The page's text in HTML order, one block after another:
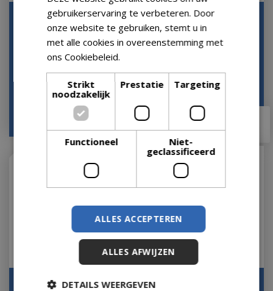
Weber Premium
Beschermhoes voor
Original Kettle en
Master-T…
Op voorraad
Napoleon BBQ Hoes
voor Freestyle 365/465
Beschermhoes Afdek…
Prem barbecuehoes
Napoleon BBQ Hoes
gebruikerservaring te verbeteren. Door
onze website te gebruiken, stemt u in
met alle cookies in overeenstemming met
ons Cookiebeleid.
Strikt
noodzakelijk
Prestatie Targeting
Functioneel
Niet-
geclassificeerd
ALLES ACCEPTEREN
ALLES AFWIJZEN
DETAILS WEERGEVEN